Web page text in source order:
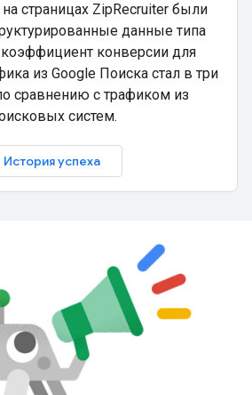
на страницах ZipRecruiter были
данные типа
коэффициент конверсии для
из Google Поиска стал в три
сравнению с трафиком из
систем.
История успеха